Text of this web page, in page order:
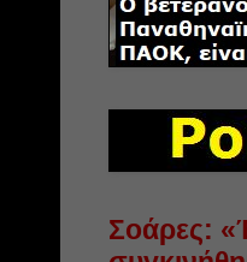
Σοάρες: